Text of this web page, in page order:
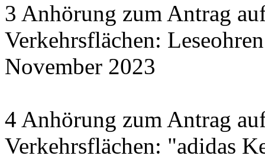
3 Anhörung zum Antrag
Verkehrsflächen:
November 2023
4 Anhörung zum Antrag
Verkehrsflächen: "adidas